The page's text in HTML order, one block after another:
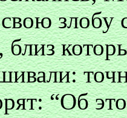
злобу
близ
“Об